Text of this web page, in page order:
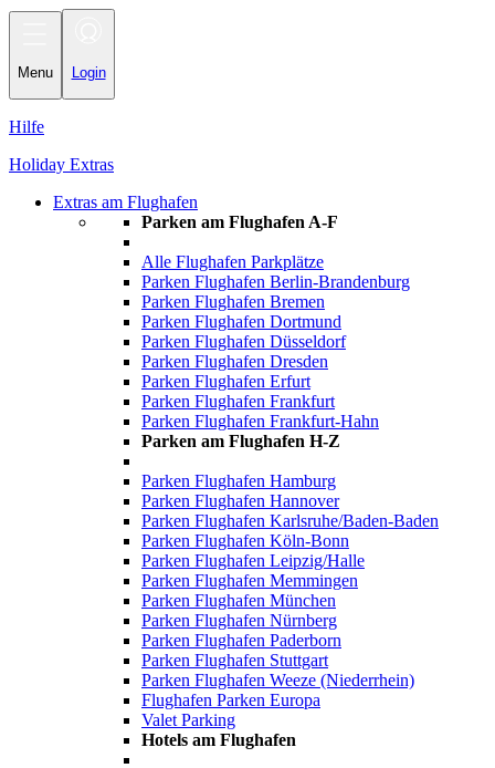
Menu Login
Hilfe
Holiday Extras
Extras am Flughafen
Parken am Flughafen A-F
Alle Flughafen Parkplätze
Parken Flughafen Berlin-Brandenburg
Parken Flughafen Bremen
Parken Flughafen Dortmund
Parken Flughafen Düsseldorf
Parken Flughafen Dresden
Parken Flughafen Erfurt
Parken Flughafen Frankfurt
Parken Flughafen Frankfurt-Hahn
Parken am Flughafen H-Z
Parken Flughafen Hamburg
Parken Flughafen Hannover
Parken Flughafen Karlsruhe/Baden-Baden
Parken Flughafen Köln-Bonn
Parken Flughafen Leipzig/Halle
Parken Flughafen Memmingen
Parken Flughafen München
Parken Flughafen Nürnberg
Parken Flughafen Paderborn
Parken Flughafen Stuttgart
Parken Flughafen Weeze (Niederrhein)
Flughafen Parken Europa
Valet Parking
Hotels am Flughafen